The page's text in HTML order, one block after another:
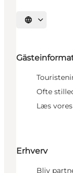
Sprache
Ofte
Læs
Erhverv
Bliv